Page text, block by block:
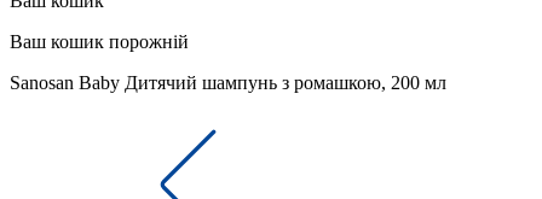
Ваш кошик порожній
Sanosan Baby Дитячий шампунь з ромашкою, 200 мл